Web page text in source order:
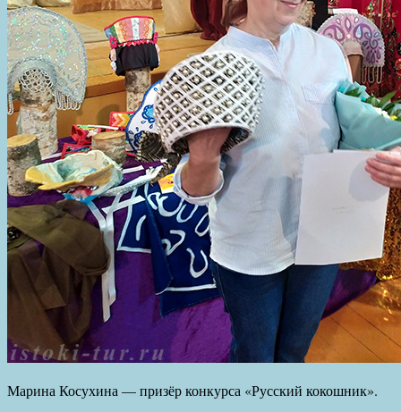
Марина Косухина — призёр конкурса «Русский кокошник».